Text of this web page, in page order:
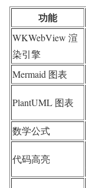
功能
WKWebView 渲
染引擎
Mermaid 图表
PlantUML 图表
数学公式
代码高亮